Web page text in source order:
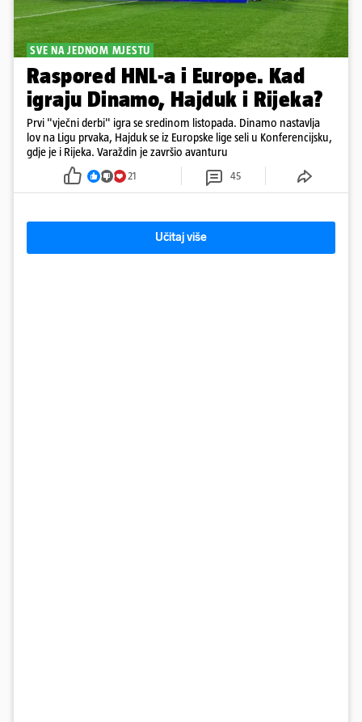
SVE NA JEDNOM MJESTU
Raspored HNL-a i Europe. Kad
igraju Dinamo, Hajduk i Rijeka?
Prvi "vječni derbi" igra se sredinom listopada. Dinamo nastavlja
lov na Ligu prvaka, Hajduk se iz Europske lige seli u Konferencijsku,
gdje je i Rijeka. Varaždin je završio avanturu
21 45
Učitaj više